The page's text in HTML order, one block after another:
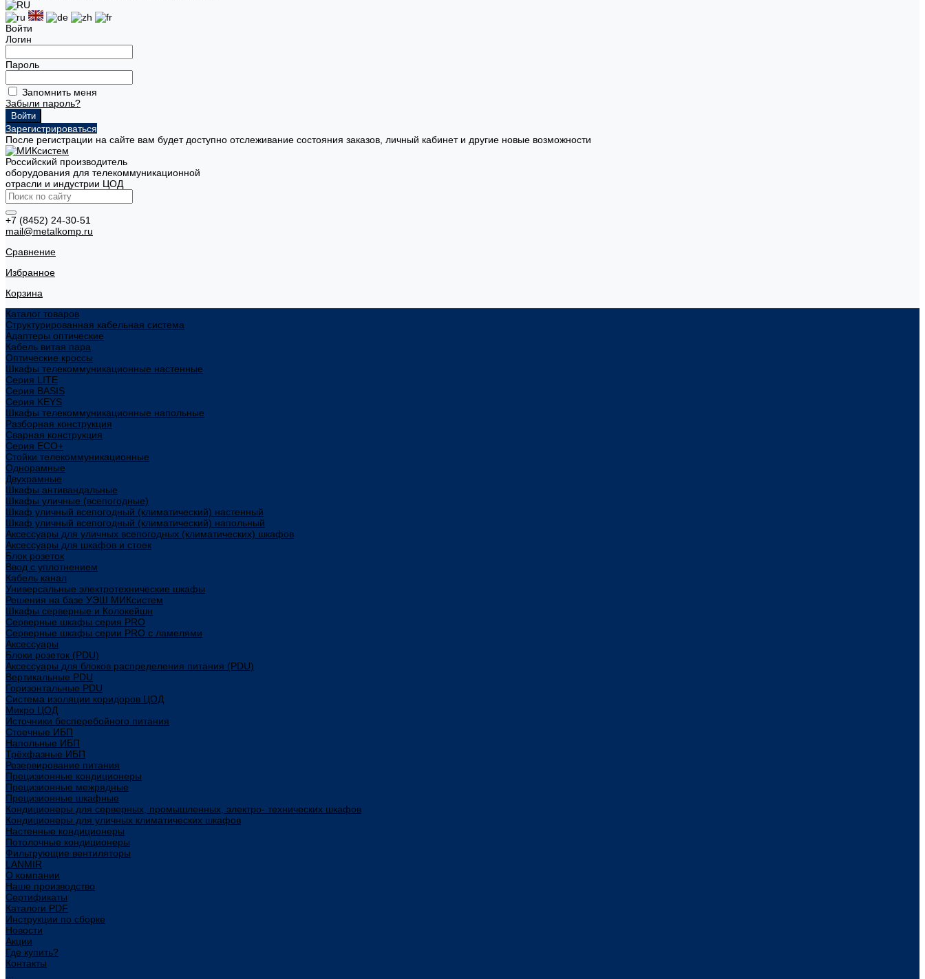
Войти
Логин
Пароль
Запомнить меня
Забыли пароль?
Зарегистрироваться
После регистрации на сайте вам будет доступно отслеживание состояния заказов, личный кабинет и другие новые возможности
Российский производитель
оборудования для телекоммуникационной
отрасли и индустрии ЦОД
+7 (8452) 24-30-51
mail@metalkomp.ru
Сравнение
Избранное
Корзина
Каталог товаров
Структурированная кабельная система
Адаптеры оптические
Кабель витая пара
Оптические кроссы
Шкафы телекоммуникационные настенные
Cерия LITE
Cерия BASIS
Cерия KEYS
Шкафы телекоммуникационные напольные
Разборная конструкция
Сварная конструкция
Серия ECO+
Стойки телекоммуникационные
Однорамные
Двухрамные
Шкафы антивандальные
Шкафы уличные (всепогодные)
Шкаф уличный всепогодный (климатический) настенный
Шкаф уличный всепогодный (климатический) напольный
Аксессуары для уличных всепогодных (климатических) шкафов
Аксессуары для шкафов и стоек
Блок розеток
Ввод с уплотнением
Кабель канал
Универсальные электротехнические шкафы
Решения на базе УЭШ МИКсистем
Шкафы серверные и Колокейшн
Серверные шкафы серия PRO
Серверные шкафы серии PRO с ламелями
Аксессуары
Блоки розеток (PDU)
Аксессуары для блоков распределения питания (PDU)
Вертикальные PDU
Горизонтальные PDU
Система изоляции коридоров ЦОД
Микро ЦОД
Источники бесперебойного питания
Стоечные ИБП
Напольные ИБП
Трёхфазные ИБП
Резервирование питания
Прецизионные кондиционеры
Прецизионные межрядные
Прецизионные шкафные
Кондиционеры для серверных, промышленных, электро- технических шкафов
Кондиционеры для уличных климатических шкафов
Настенные кондиционеры
Потолочные кондиционеры
Фильтрующие вентиляторы
LANMIR
О компании
Наше производство
Сертификаты
Каталоги PDF
Инструкции по сборке
Новости
Акции
Где купить?
Контакты